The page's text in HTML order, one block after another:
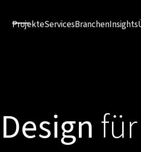
ProjekteServicesBranchenInsights